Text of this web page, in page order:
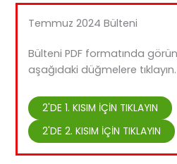
Temmuz 2024 Bülteni
Bülteni PDF formatında
aşağıdaki düğmelere tıklayın.
2'DE 1. KISIM İÇİN TIKLAYIN
2'DE 2. KISIM İÇİN TIKLAYIN